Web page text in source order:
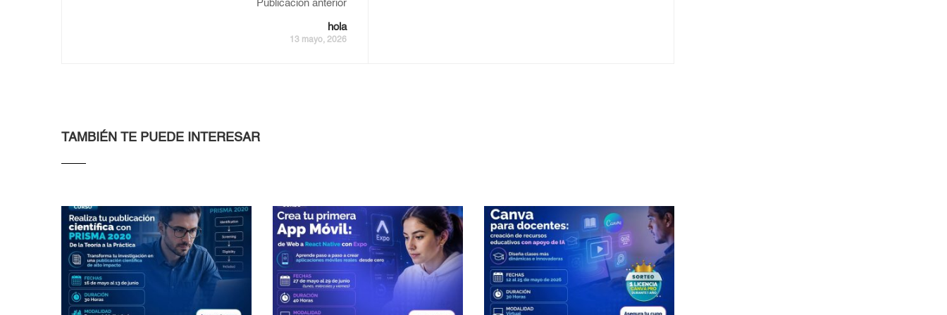
Publicación anterior
hola
13 mayo, 2026
TAMBIÉN TE PUEDE INTERESAR